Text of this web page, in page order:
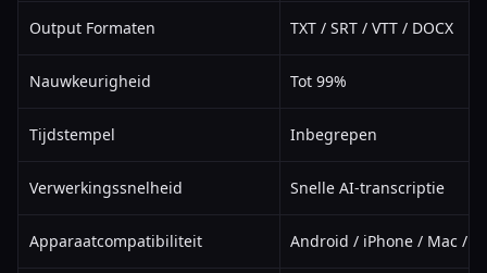
Output Formaten TXT / SRT / VTT / DOCX
Nauwkeurigheid Tot 99%
Tijdstempel Inbegrepen
Verwerkingssnelheid Snelle AI-transcriptie
Apparaatcompatibiliteit Android / iPhone / Mac /